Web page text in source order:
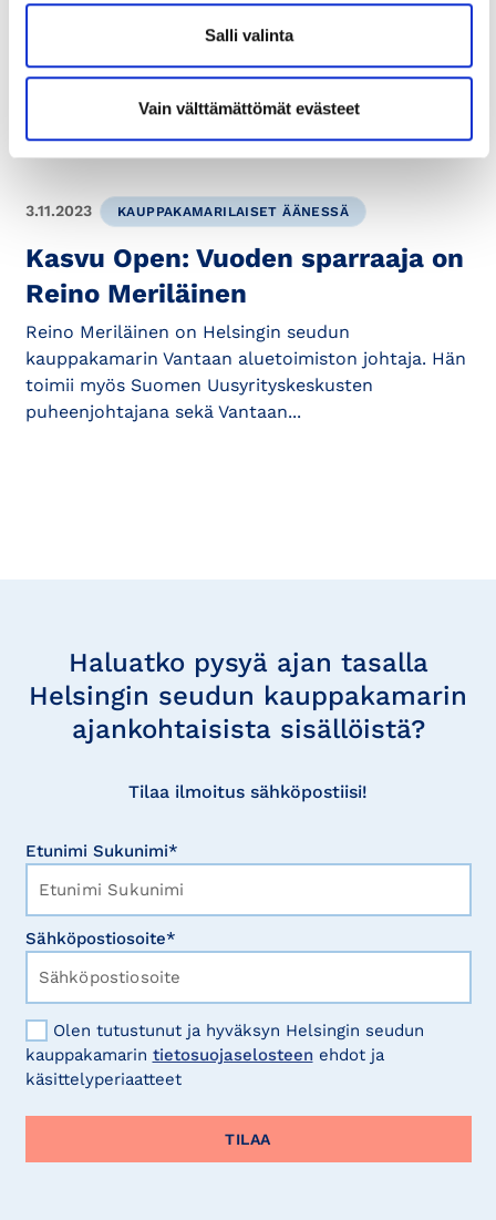
Salli valinta
Vain välttämättömät evästeet
sodan vaikutukset yrityksiin
tietolähteitä ja toimintaohjeita tähän artikkeliin.
Venäjän aloitettua täysimittaisen hyökkäyssodan
ja...
3.11.2023 KAUPPAKAMARILAISET ÄÄNESSÄ
Kasvu Open: Vuoden sparraaja on
Reino Meriläinen
Reino Meriläinen on Helsingin seudun
kauppakamarin Vantaan aluetoimiston johtaja. Hän
toimii myös Suomen Uusyrityskeskusten
puheenjohtajana sekä Vantaan...
Haluatko pysyä ajan tasalla
Helsingin seudun kauppakamarin
ajankohtaisista sisällöistä?
Tilaa ilmoitus sähköpostiisi!
Etunimi Sukunimi*
Sähköpostiosoite*
Olen tutustunut ja hyväksyn Helsingin seudun
kauppakamarin tietosuojaselosteen ehdot ja
käsittelyperiaatteet